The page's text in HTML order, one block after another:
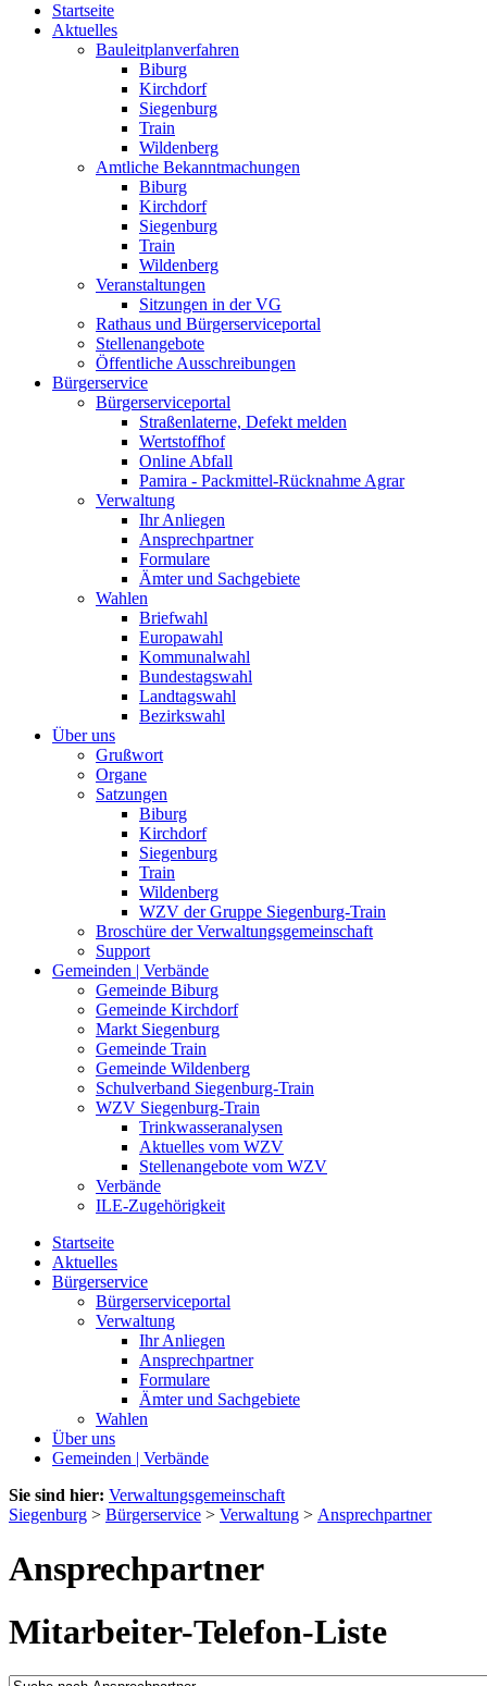
Startseite
Aktuelles
Bauleitplanverfahren
Biburg
Kirchdorf
Siegenburg
Train
Wildenberg
Amtliche Bekanntmachungen
Biburg
Kirchdorf
Siegenburg
Train
Wildenberg
Veranstaltungen
Sitzungen in der VG
Rathaus und Bürgerserviceportal
Stellenangebote
Öffentliche Ausschreibungen
Bürgerservice
Bürgerserviceportal
Straßenlaterne, Defekt melden
Wertstoffhof
Online Abfall
Pamira - Packmittel-Rücknahme Agrar
Verwaltung
Ihr Anliegen
Ansprechpartner
Formulare
Ämter und Sachgebiete
Wahlen
Briefwahl
Europawahl
Kommunalwahl
Bundestagswahl
Landtagswahl
Bezirkswahl
Über uns
Grußwort
Organe
Satzungen
Biburg
Kirchdorf
Siegenburg
Train
Wildenberg
WZV der Gruppe Siegenburg-Train
Broschüre der Verwaltungsgemeinschaft
Support
Gemeinden | Verbände
Gemeinde Biburg
Gemeinde Kirchdorf
Markt Siegenburg
Gemeinde Train
Gemeinde Wildenberg
Schulverband Siegenburg-Train
WZV Siegenburg-Train
Trinkwasseranalysen
Aktuelles vom WZV
Stellenangebote vom WZV
Verbände
ILE-Zugehörigkeit
Startseite
Aktuelles
Bürgerservice
Bürgerserviceportal
Verwaltung
Ihr Anliegen
Ansprechpartner
Formulare
Ämter und Sachgebiete
Wahlen
Über uns
Gemeinden | Verbände
Sie sind hier: Verwaltungsgemeinschaft
Siegenburg > Bürgerservice > Verwaltung > Ansprechpartner
Ansprechpartner
Mitarbeiter-Telefon-Liste